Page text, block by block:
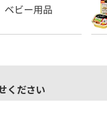
ください